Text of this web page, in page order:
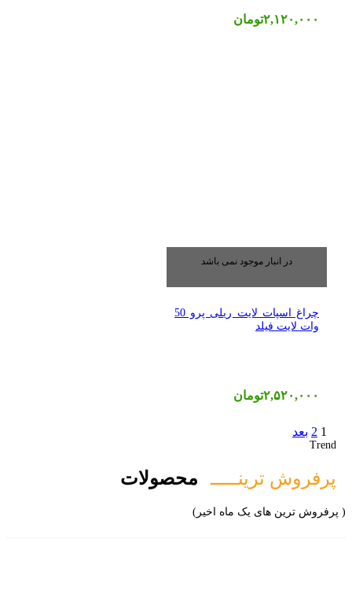
۲,۱۲۰,۰۰۰تومان
در انبار موجود نمی باشد
چراغ اسپات لایت ریلی پرو 50
وات لایت فیلد
۲,۵۲۰,۰۰۰تومان
1
2 بعد
Trend
پرفروش ترینـــــ محصولات
( پرفروش ترین های یک ماه اخیر)